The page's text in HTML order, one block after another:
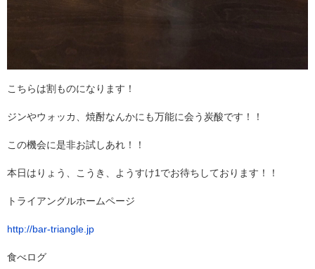
こちらは割ものになります！
ジンやウォッカ、焼酎なんかにも万能に会う炭酸です！！
この機会に是非お試しあれ！！
本日はりょう、こうき、ようすけ1でお待ちしております！！
トライアングルホームページ
http://bar-triangle.jp
食べログ